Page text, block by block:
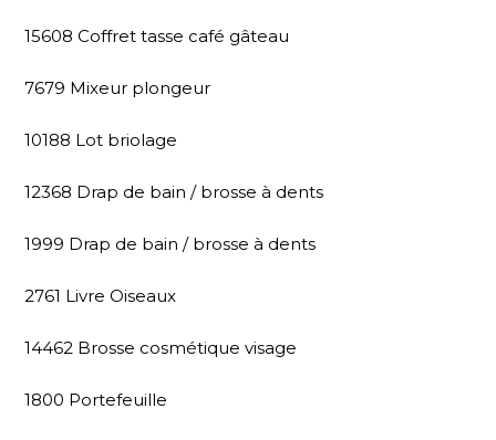
15608 Coffret tasse café gâteau
7679 Mixeur plongeur
10188 Lot briolage
12368 Drap de bain / brosse à dents
1999 Drap de bain / brosse à dents
2761 Livre Oiseaux
14462 Brosse cosmétique visage
1800 Portefeuille